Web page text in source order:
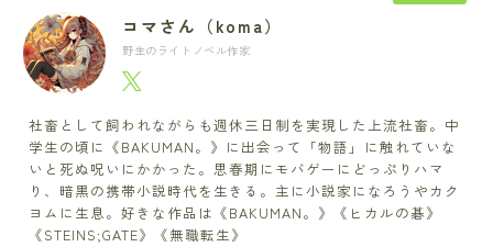
コマさん（koma）
野生のライトノベル作家
社畜として飼われながらも週休三日制を実現した上流社畜。中
学生の頃に《BAKUMAN。》に出会って「物語」に触れていな
いと死ぬ呪いにかかった。思春期にモバゲーにどっぷりハマ
り、暗黒の携帯小説時代を生きる。主に小説家になろうやカク
ヨムに生息。好きな作品は《BAKUMAN。》《ヒカルの碁》
《STEINS;GATE》《無職転生》